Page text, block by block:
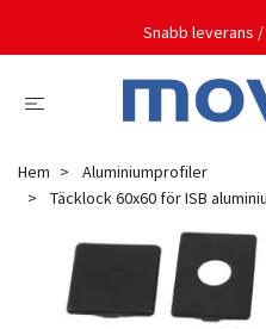
Snabb leverans
Hem
Aluminiumprofiler
Täcklock 60x60 för ISB